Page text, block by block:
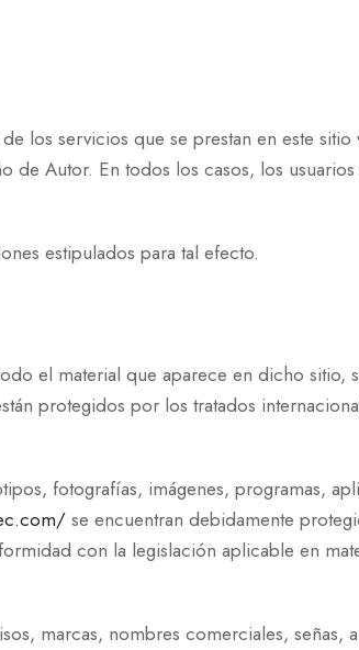
los servicios que se prestan en este sitio
de Autor. En todos los casos, los
estipulados para tal efecto.
el material que aparece en dicho sitio,
protegidos por los tratados
fotografías, imágenes, programas,
se encuentran debidamente
con la legislación aplicable en
marcas, nombres comerciales, señas,